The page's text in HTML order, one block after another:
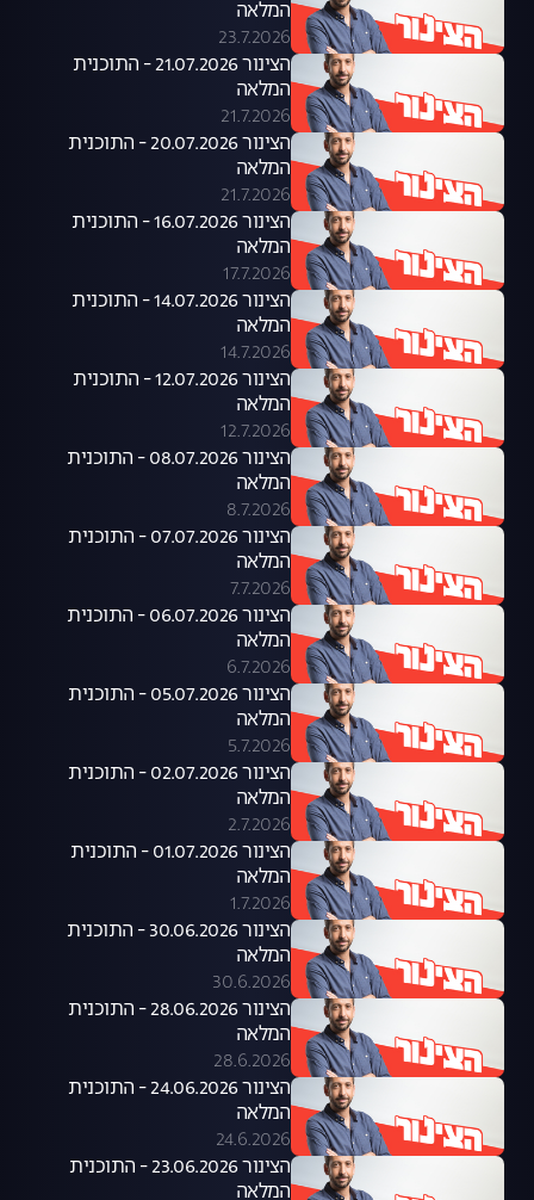
המלאה
23.7.2026
הצינור 21.07.2026 - התוכנית
המלאה
21.7.2026
הצינור 20.07.2026 - התוכנית
המלאה
21.7.2026
הצינור 16.07.2026 - התוכנית
המלאה
17.7.2026
הצינור 14.07.2026 - התוכנית
המלאה
14.7.2026
הצינור 12.07.2026 - התוכנית
המלאה
12.7.2026
הצינור 08.07.2026 - התוכנית
המלאה
8.7.2026
הצינור 07.07.2026 - התוכנית
המלאה
7.7.2026
הצינור 06.07.2026 - התוכנית
המלאה
6.7.2026
הצינור 05.07.2026 - התוכנית
המלאה
5.7.2026
הצינור 02.07.2026 - התוכנית
המלאה
2.7.2026
הצינור 01.07.2026 - התוכנית
המלאה
1.7.2026
הצינור 30.06.2026 - התוכנית
המלאה
30.6.2026
הצינור 28.06.2026 - התוכנית
המלאה
28.6.2026
הצינור 24.06.2026 - התוכנית
המלאה
24.6.2026
הצינור 23.06.2026 - התוכנית
המלאה